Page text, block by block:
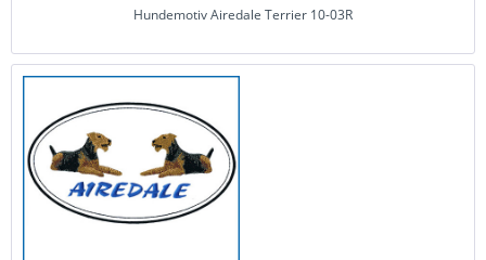
Hundemotiv Airedale Terrier 10-03R